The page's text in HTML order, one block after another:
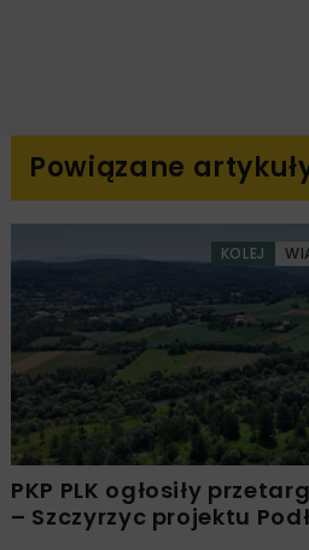
Powiązane
KOLEJ
PKP PLK ogłosiły
– Szczyrzyc projektu